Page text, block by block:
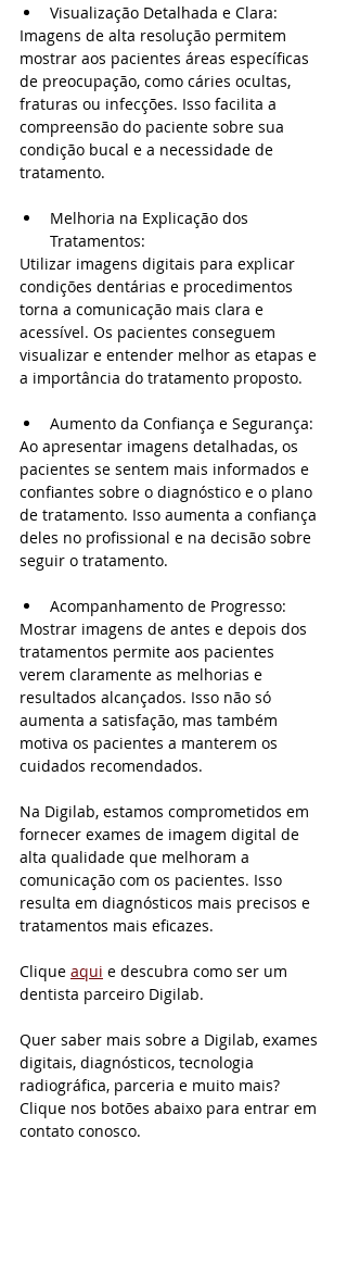
Visualização Detalhada e Clara:
Imagens de alta resolução permitem
mostrar aos pacientes áreas específicas
de preocupação, como cáries ocultas,
fraturas ou infecções. Isso facilita a
compreensão do paciente sobre sua
condição bucal e a necessidade de
tratamento.
Melhoria na Explicação dos
Tratamentos:
Utilizar imagens digitais para explicar
condições dentárias e procedimentos
torna a comunicação mais clara e
acessível. Os pacientes conseguem
visualizar e entender melhor as etapas e
a importância do tratamento proposto.
Aumento da Confiança e Segurança:
Ao apresentar imagens detalhadas, os
pacientes se sentem mais informados e
confiantes sobre o diagnóstico e o plano
de tratamento. Isso aumenta a confiança
deles no profissional e na decisão sobre
seguir o tratamento.
Acompanhamento de Progresso:
Mostrar imagens de antes e depois dos
tratamentos permite aos pacientes
verem claramente as melhorias e
resultados alcançados. Isso não só
aumenta a satisfação, mas também
motiva os pacientes a manterem os
cuidados recomendados.
Na Digilab, estamos comprometidos em
fornecer exames de imagem digital de
alta qualidade que melhoram a
comunicação com os pacientes. Isso
resulta em diagnósticos mais precisos e
tratamentos mais eficazes.
Clique aqui e descubra como ser um
dentista parceiro Digilab.
Quer saber mais sobre a Digilab, exames
digitais, diagnósticos, tecnologia
radiográfica, parceria e muito mais?
Clique nos botões abaixo para entrar em
contato conosco.